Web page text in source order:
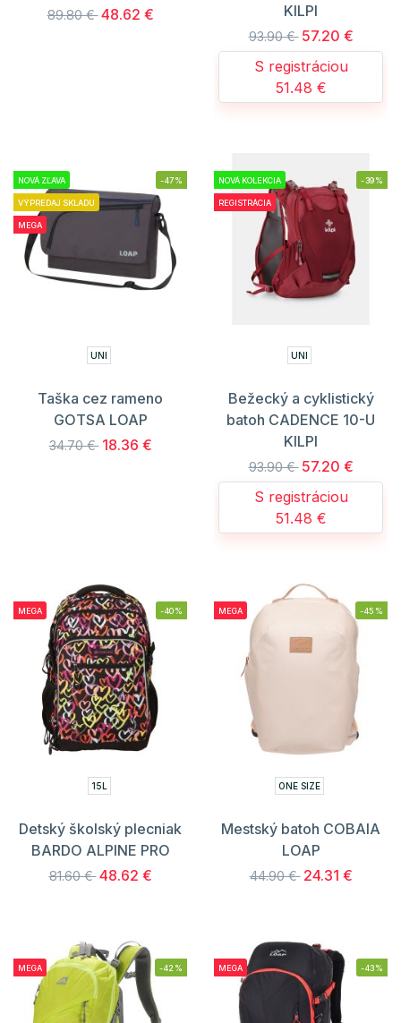
89.80 € 48.62 €
KILPI
93.90 € 57.20 €
S registráciou
51.48 €
NOVÁ ZĽAVA
VÝPREDAJ SKLADU
MEGA
-47%
UNI
Taška cez rameno
GOTSA LOAP
34.70 € 18.36 €
NOVÁ KOLEKCIA
REGISTRÁCIA
-39%
UNI
Bežecký a cyklistický
batoh CADENCE 10-U
KILPI
93.90 € 57.20 €
S registráciou
51.48 €
MEGA -40%
15L
Detský školský plecniak
BARDO ALPINE PRO
81.60 € 48.62 €
MEGA -45%
ONE SIZE
Mestský batoh COBAIA
LOAP
44.90 € 24.31 €
MEGA -42% MEGA -43%